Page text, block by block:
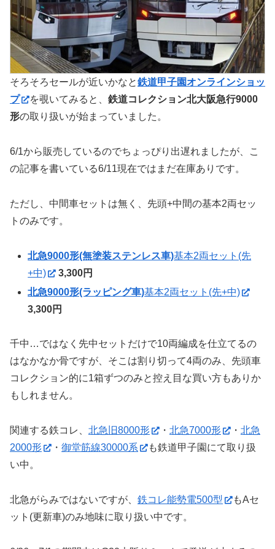
そろそろセールが近いかなと鉄道甲子園オンラインショッ
プ
を覗いてみると、 鉄道コレクション北大阪急行9000
形の取り扱いが始まっていました。
6/1から販売しているのでちょっぴり出遅れましたが、こ
の記事を書いている6/11現在ではまだ在庫ありです。
ただし、中間車セットは無く、先頭+中間の基本2両セッ
トのみです。
北急9000形(無塗装ステンレス車)基本2両セット(先
+中)
3,300円
北急9000形(ラッピング車)基本2両セット(先+中)
3,300円
千中…ではなく先中セットだけで10両編成を仕立てるの
はなかなか骨ですが、そこは割り切って4両のみ、先頭車
コレクション的に1箱ずつのみと控え目な買い方もありか
もしれません。
関連する鉄コレ、 北急旧8000形 ・ 北急7000形 ・ 北急
2000形
・ 御堂筋線30000系
も鉄道甲子園にて取り扱
い中。
北急がらみではないですが、 鉄コレ能勢電500型
もAセ
ット(更新車)のみ地味に取り扱い中です。